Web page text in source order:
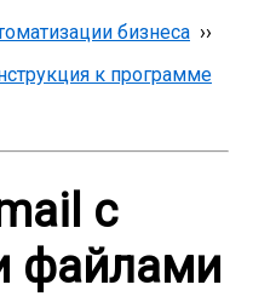
бизнеса ››
к программе
с
файлами